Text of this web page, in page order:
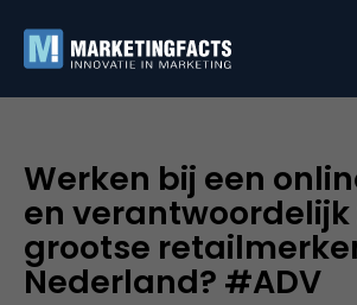
Werken bij een
en verantwoordelijk
grootse
Nederland? #ADV